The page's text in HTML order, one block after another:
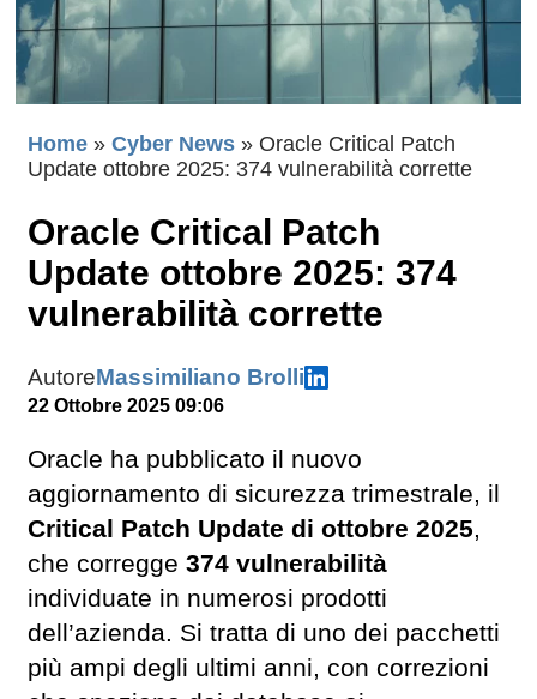
Home » Cyber News » Oracle Critical Patch
Update ottobre 2025: 374 vulnerabilità corrette
Oracle Critical Patch
Update ottobre 2025: 374
vulnerabilità corrette
AutoreMassimiliano Brolli
22 Ottobre 2025 09:06
Oracle ha pubblicato il nuovo
aggiornamento di sicurezza trimestrale, il
Critical Patch Update di ottobre 2025,
che corregge 374 vulnerabilità
individuate in numerosi prodotti
dell’azienda. Si tratta di uno dei pacchetti
più ampi degli ultimi anni, con correzioni